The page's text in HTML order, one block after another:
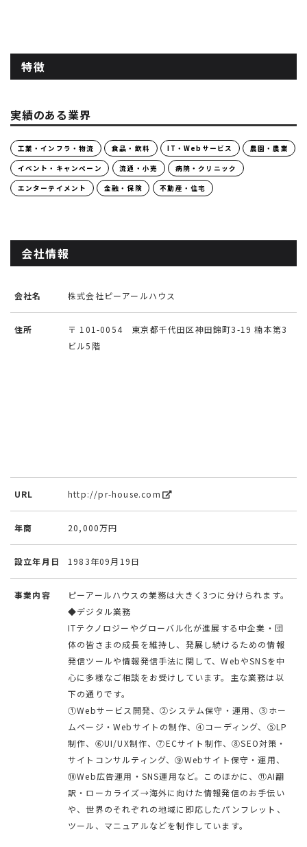
特徴
実績のある業界
工業・インフラ・物流 食品・飲料 IT・Webサービス 農園・農業
イベント・キャンペーン 流通・小売 病院・クリニック
エンターテイメント 金融・保険 不動産・住宅
会社情報
会社名 株式会社ピーアールハウス
住所
〒 101-0054 東京都千代田区神田錦町3-19 楠本第3
ビル5階
URL http://pr-house.com
年商 20,000万円
設立年月日 1983年09月19日
事業内容
ピーアールハウスの業務は大きく3つに分けられます。
◆デジタル業務
ITテクノロジーやグローバル化が進展する中企業・団
体の皆さまの成長を維持し、発展し続けるための情報
発信ツールや情報発信手法に関して、WebやSNSを中
心に多様なご相談をお受けしています。主な業務は以
下の通りです。
①Webサービス開発、②システム保守・運用、③ホー
ムページ・Webサイトの制作、④コーディング、⑤LP
制作、⑥UI/UX制作、⑦ECサイト制作、⑧SEO対策・
サイトコンサルティング、⑨Webサイト保守・運用、
⑩Web広告運用・SNS運用など。このほかに、⑪AI翻
訳・ローカライズ→海外に向けた情報発信のお手伝い
や、世界のそれぞれの地域に即応したパンフレット、
ツール、マニュアルなどを制作しています。